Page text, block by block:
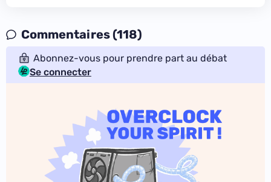
Commentaires (118)
Abonnez-vous pour prendre part au débat
Se connecter